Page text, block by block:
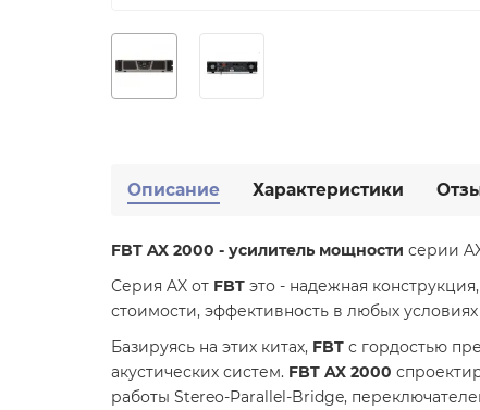
Описание Характеристики
FBT AX 2000 - усилитель мощности серии
Серия AX от FBT это - надежная
стоимости, эффективность в любых условиях
Базируясь на этих китах, FBT с гордостью
акустических систем. FBT AX 2000
работы Stereo-Parallel-Bridge,